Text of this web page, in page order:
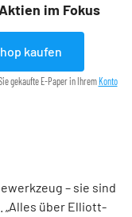
im Fokus
kaufen
gekaufte E-Paper in Ihrem Konto
– sie sind
„Alles über Elliott-